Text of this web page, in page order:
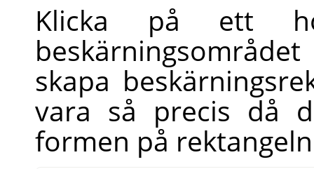
Klicka på ett
skapa
vara så precis då
formen på